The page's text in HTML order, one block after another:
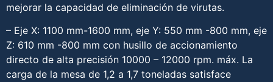
mejorar la capacidad de eliminación de virutas.
– Eje X: 1100 mm-1600 mm, eje Y: 550 mm -800 mm, eje
Z: 610 mm -800 mm con husillo de accionamiento
directo de alta precisión 10000 – 12000 rpm. máx. La
carga de la mesa de 1,2 a 1,7 toneladas satisface